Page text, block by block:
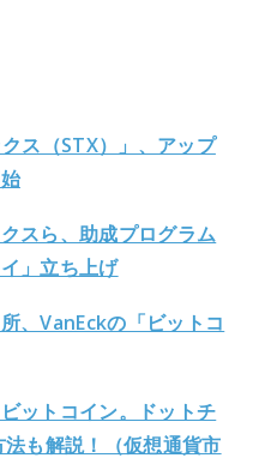
ス（STX）」、アップ
スら、助成プログラム
」立ち上げ
、VanEckの「ビットコ
ットコイン。ドットチ
も解説！（仮想通貨市